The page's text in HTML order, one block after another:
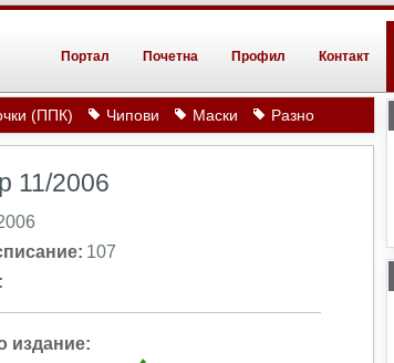
Портал Почетна Профил Контакт
(ППК) Чипови Маски Разно
11/2006
107
издание: